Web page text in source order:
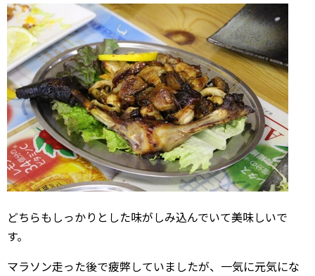
どちらもしっかりとした味がしみ込んでいて美味しいで
す。
マラソン走った後で疲弊していましたが、一気に元気にな